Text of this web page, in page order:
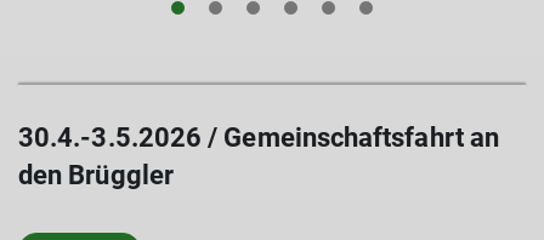
30.4.-3.5.2026 / Gemeinschaftsfahrt an
den Brüggler